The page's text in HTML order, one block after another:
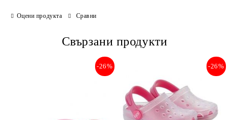
Оцени продукта Сравни
Свързани продукти
-26% -26%